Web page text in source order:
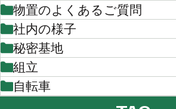
物置のよくあるご質問
社内の様子
秘密基地
組立
自転車